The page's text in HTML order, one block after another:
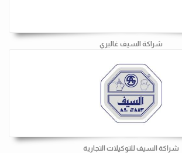
شراكة السيف غاليري
شراكة السيف للتوكيلات التجارية